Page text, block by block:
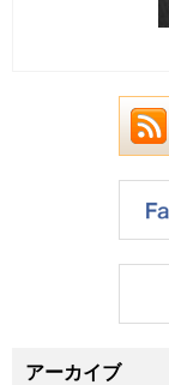
アーカイブ